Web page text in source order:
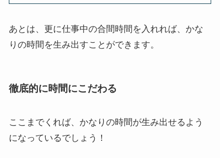
あとは、更に仕事中の合間時間を入れれば、かな
りの時間を生み出すことができます。
徹底的に時間にこだわる
ここまでくれば、かなりの時間が生み出せるよう
になっているでしょう！